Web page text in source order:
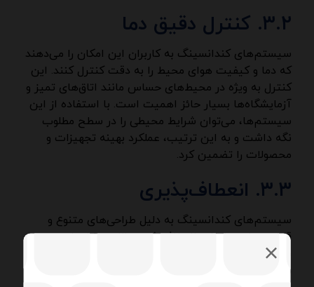
۳.۲. کنترل دقیق دما
سیستم‌های کندانسینگ به کاربران این امکان را می‌دهند
که دما و کیفیت هوای محیط را به دقت کنترل کنند. این
کنترل به ویژه در محیط‌های حساس مانند اتاق‌های تمیز و
آزمایشگاه‌ها بسیار حائز اهمیت است. با استفاده از این
سیستم‌ها، می‌توان شرایط محیطی را در سطح مطلوب
نگه داشت و به این ترتیب، عملکرد بهینه تجهیزات و
محصولات را تضمین کرد.
۳.۳. انعطاف‌پذیری
سیستم‌های کندانسینگ به دلیل طراحی‌های متنوع و
قابلیت‌های مختلف، انعطاف‌پذیری بالایی دارند. این
سیستم‌ها می‌توانند به راحتی با نیازهای خاص پروژه‌های
مختلف هماهنگ شوند و به این ترتیب، بهبود کارایی و